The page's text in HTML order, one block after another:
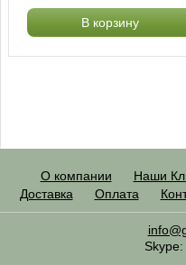
В корзину
О компании Наши
Доставка
Оплата